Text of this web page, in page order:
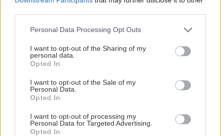
Please note that this website/app uses one or more Google
not limited to your visit or usage behaviour. You may click to
grant or deny consent to Google and its third-party tags to
use your data for below specified purposes in below Google
consent section.
Personal Data Processing Opt Outs
I want to opt-out of the Sharing of my
personal data.
Opted In
I want to opt-out of the Sale of my
Personal Data.
Opted In
I want to opt-out of processing my
Personal Data for Targeted Advertising.
Opted In
do gélového lepidla Rako System AD560, ktoré
je schopné vyzrieť bez prístupu vzduchu.
Pavol Gašinec:
Používajú sa špeciálne lepidlá
12004, pričom C2 označuje zlepšené
cementové lepidlo, T – tixotropné (nesteká), E –
otvorený čas lepenia a S1/S2 –
deformovateľnosť a flexibilita (táto vlastnosť je